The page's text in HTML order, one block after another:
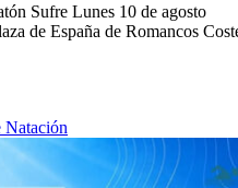
Sufre Lunes 10 de agosto
de España de Romancos